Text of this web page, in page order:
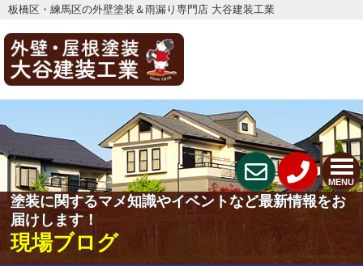
板橋区・練馬区の外壁塗装＆雨漏り専門店 大谷建装工業
MENU
塗装に関するマメ知識やイベントなど最新情報をお
届けします！
現場ブログ